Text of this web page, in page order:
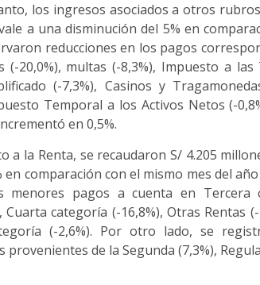
los ingresos asociados a otros
a una disminución del 5% en
reducciones en los pagos
20,0%), multas (-8,3%), Impuesto a las
(-7,3%), Casinos y
Temporal a los Activos Netos (-
en 0,5%.
a la Renta, se recaudaron S/ 4.205
en comparación con el mismo mes del
menores pagos a cuenta en Tercera
Cuarta categoría (-16,8%), Otras Rentas
(-2,6%). Por otro lado, se
provenientes de la Segunda (7,3%),